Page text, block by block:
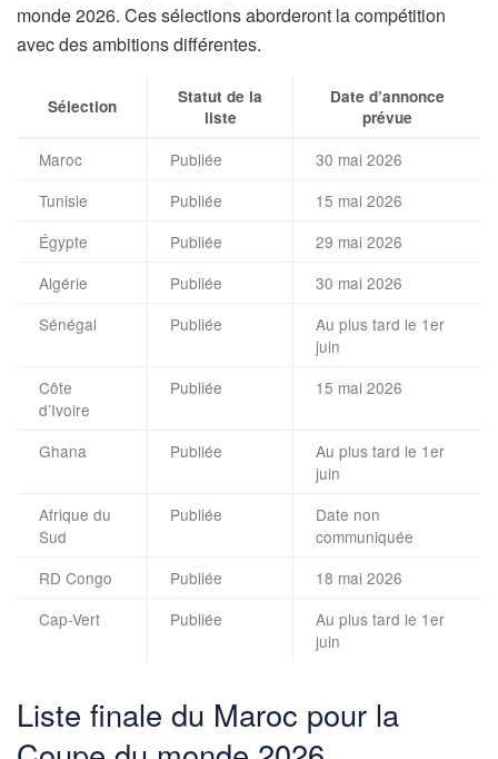
monde 2026. Ces sélections aborderont la compétition
avec des ambitions différentes.
Sélection
Statut de la
liste
Date d’annonce
prévue
Maroc Publiée
30 mai 2026
Tunisie
Publiée
15 mai 2026
Égypte
Publiée
29 mai 2026
Algérie
Publiée
30 mai 2026
Sénégal
Publiée
Au plus tard le 1er
juin
Côte
d’Ivoire
Publiée 15 mai 2026
Ghana Publiée
Au plus tard le 1er
juin
Afrique du
Sud
Publiée
Date non
communiquée
RD Congo
Publiée
18 mai 2026
Cap-Vert
Publiée
Au plus tard le 1er
juin
Liste finale du Maroc pour la